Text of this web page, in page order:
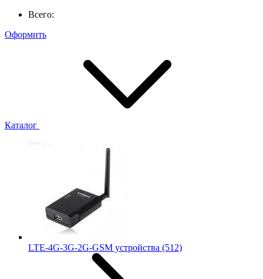
Всего:
Оформить
Каталог
LTE-4G-3G-2G-GSM устройства (512)